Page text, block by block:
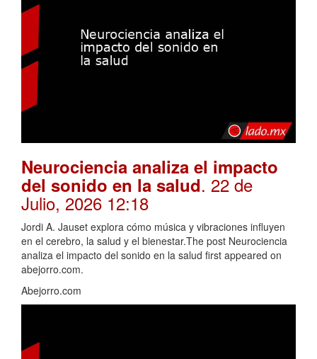
Neurociencia analiza el impacto
del sonido en la salud. 22 de
Julio, 2026 12:18
Jordi A. Jauset explora cómo música y vibraciones influyen
en el cerebro, la salud y el bienestar.The post Neurociencia
analiza el impacto del sonido en la salud first appeared on
abejorro.com.
Abejorro.com